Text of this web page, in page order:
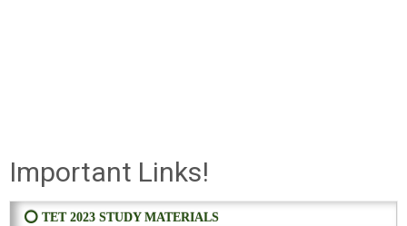
Important Links!
⭕ TET 2023 STUDY MATERIALS